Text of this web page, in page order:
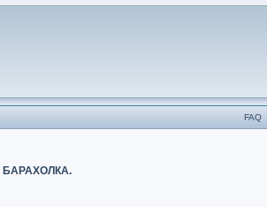
FAQ
БАРАХОЛКА.